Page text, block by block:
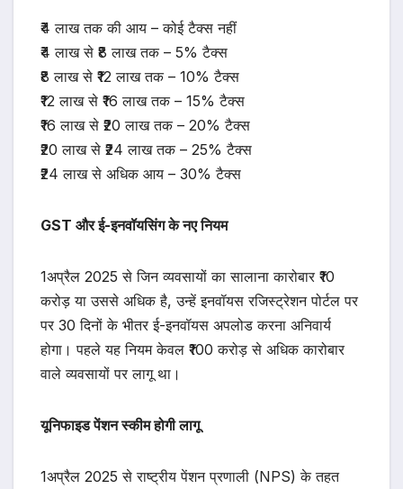
₹4 लाख तक की आय – कोई टैक्स नहीं
₹4 लाख से ₹8 लाख तक – 5% टैक्स
₹8 लाख से ₹12 लाख तक – 10% टैक्स
₹12 लाख से ₹16 लाख तक – 15% टैक्स
₹16 लाख से ₹20 लाख तक – 20% टैक्स
₹20 लाख से ₹24 लाख तक – 25% टैक्स
₹24 लाख से अधिक आय – 30% टैक्स
GST और ई-इनवॉयसिंग के नए नियम
1अप्रैल 2025 से जिन व्यवसायों का सालाना कारोबार ₹10
करोड़ या उससे अधिक है, उन्हें इनवॉयस रजिस्‍ट्रेशन पोर्टल पर
पर 30 दिनों के भीतर ई-इनवॉयस अपलोड करना अनिवार्य
होगा। पहले यह नियम केवल ₹100 करोड़ से अधिक कारोबार
वाले व्यवसायों पर लागू था।
यूनिफाइड पेंशन स्कीम होगी लागू
1अप्रैल 2025 से राष्ट्रीय पेंशन प्रणाली (NPS) के तहत